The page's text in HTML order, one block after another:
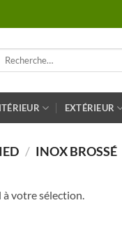
Recherche
EXTÉRIEUR
/ INOX BROSSÉ
votre sélection.